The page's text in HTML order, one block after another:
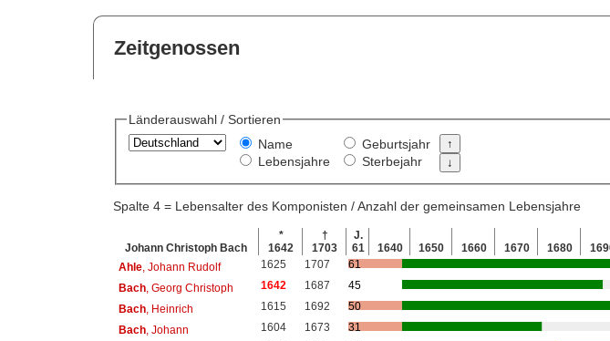
Zeitgenossen
Länderauswahl / Sortieren
Name
Lebensjahre
Geburtsjahr
Sterbejahr
Spalte 4 = Lebensalter des Komponisten / Anzahl der gemeinsamen Lebensjahre
Johann Christoph Bach
*
1642
†
1703
J.
61
1640 1650 1660 1670 1680
Ahle, Johann Rudolf 1625 1707
61
Bach, Georg Christoph 1642 1687
45
Bach, Heinrich 1615 1692
50
Bach, Johann 1604 1673
31